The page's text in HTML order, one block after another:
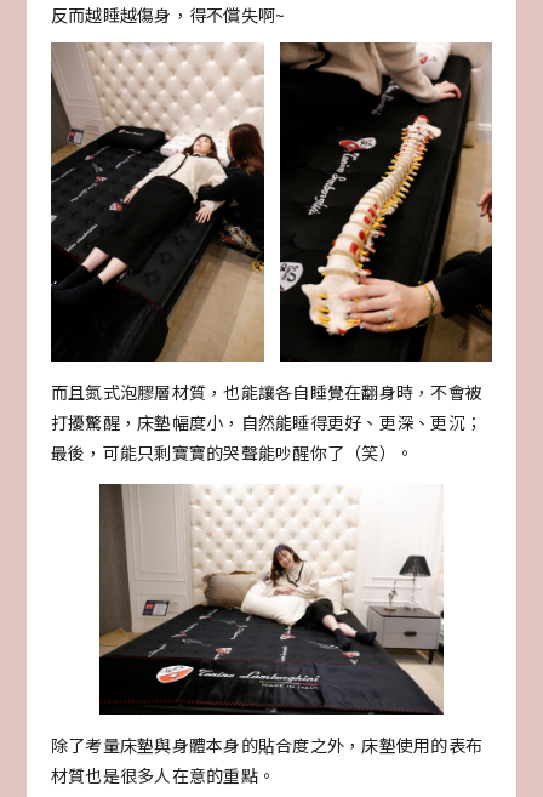
反而越睡越傷身，得不償失啊~
而且氮式泡膠層材質，也能讓各自睡覺在翻身時，不會被
打擾驚醒，床墊幅度小，自然能睡得更好、更深、更沉；
最後，可能只剩寶寶的哭聲能吵醒你了（笑）。
除了考量床墊與身體本身的貼合度之外，床墊使用的表布
材質也是很多人在意的重點。